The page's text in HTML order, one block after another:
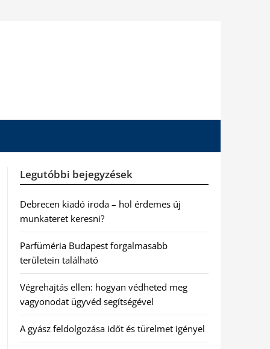
Legutóbbi bejegyzések
Debrecen kiadó iroda – hol érdemes új
munkateret keresni?
Parfüméria Budapest forgalmasabb
területein található
Végrehajtás ellen: hogyan védheted meg
vagyonodat ügyvéd segítségével
A gyász feldolgozása időt és türelmet igényel